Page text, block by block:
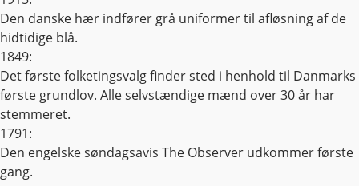
Den danske hær indfører grå uniformer til afløsning af de
hidtidige blå.
1849:
Det første folketingsvalg finder sted i henhold til Danmarks
første grundlov. Alle selvstændige mænd over 30 år har
stemmeret.
1791:
Den engelske søndagsavis The Observer udkommer første
gang.